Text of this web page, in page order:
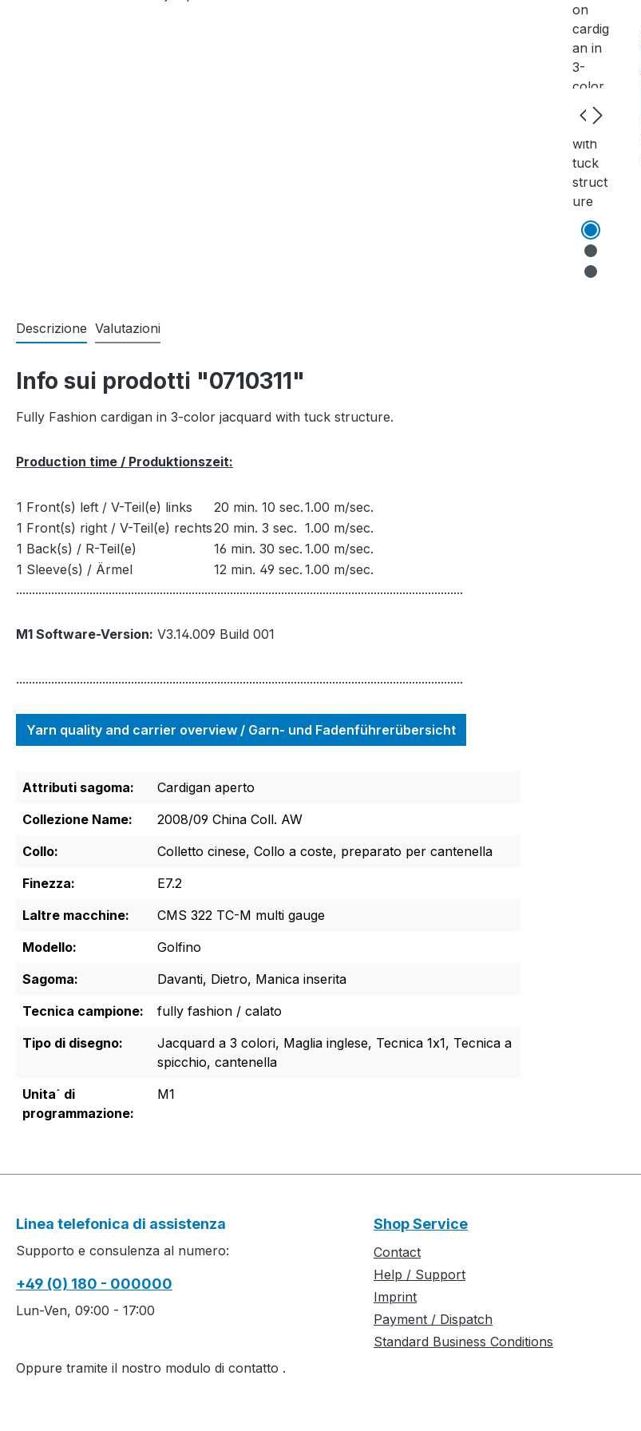
Descrizione Valutazioni
Info sui prodotti "0710311"
Fully Fashion cardigan in 3-color jacquard with tuck structure.
Production time / Produktionszeit:
1 Front(s) left / V-Teil(e) links 20 min. 10 sec.1.00 m/sec.
1 Front(s) right / V-Teil(e) rechts20 min. 3 sec. 1.00 m/sec.
1 Back(s) / R-Teil(e)
16 min. 30 sec. 1.00 m/sec.
1 Sleeve(s) / Ärmel
12 min. 49 sec. 1.00 m/sec.
............................................................................................................................................
M1 Software-Version: V3.14.009 Build 001
............................................................................................................................................
Yarn quality and carrier overview / Garn- und Fadenführerübersicht
Attributi sagoma:
Cardigan aperto
Collezione Name:
2008/09 China Coll. AW
Collo:
Colletto cinese, Collo a coste, preparato per cantenella
Finezza:
E7.2
Laltre macchine:
CMS 322 TC-M multi gauge
Modello:
Golfino
Sagoma:
Davanti, Dietro, Manica inserita
Tecnica campione:
fully fashion / calato
Tipo di disegno:
Jacquard a 3 colori, Maglia inglese, Tecnica 1x1, Tecnica a
spicchio, cantenella
Unita´ di
programmazione:
M1
Linea telefonica di assistenza
Supporto e consulenza al numero:
+49 (0) 180 - 000000
Lun-Ven, 09:00 - 17:00
Oppure tramite il nostro modulo di contatto .
Shop Service
Contact
Help / Support
Imprint
Payment / Dispatch
Standard Business Conditions